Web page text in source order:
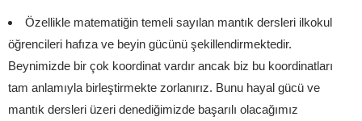
Özellikle matematiğin temeli sayılan mantık dersleri ilkokul
öğrencileri hafıza ve beyin gücünü şekillendirmektedir.
Beynimizde bir çok koordinat vardır ancak biz bu koordinatları
tam anlamıyla birleştirmekte zorlanırız. Bunu hayal gücü ve
mantık dersleri üzeri denediğimizde başarılı olacağımız